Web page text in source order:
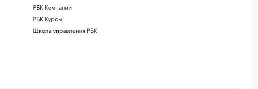
РБК Компании
РБК Курсы
Школа управления РБК